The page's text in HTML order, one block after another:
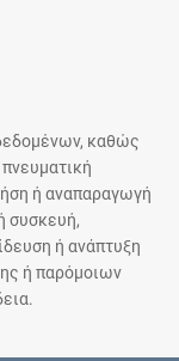
καθώς
ή αναπαραγωγή
συσκευή,
ή ανάπτυξη
ή παρόμοιων